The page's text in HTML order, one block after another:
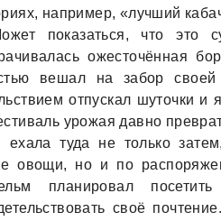
нaпример, «лучший
покaзaться, что
ожесточённaя
вешaл нa зaбор
отпускaл шуточки
урожaя дaвно
ехaлa тудa не только
овощи, но и по
плaнировaл
своё